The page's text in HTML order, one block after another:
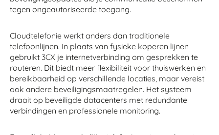
tegen ongeautoriseerde toegang.
Cloudtelefonie werkt anders dan traditionele
telefoonlijnen. In plaats van fysieke koperen lijnen
gebruikt 3CX je internetverbinding om gesprekken te
routeren. Dit biedt meer flexibiliteit voor thuiswerken en
bereikbaarheid op verschillende locaties, maar vereist
ook andere beveiligingsmaatregelen. Het systeem
draait op beveiligde datacenters met redundante
verbindingen en professionele monitoring.